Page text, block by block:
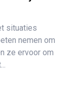
situaties
nemen om
ze ervoor om